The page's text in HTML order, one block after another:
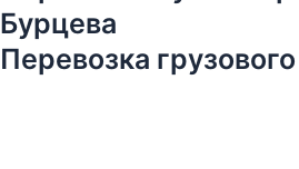
Бурцева
Перевозка